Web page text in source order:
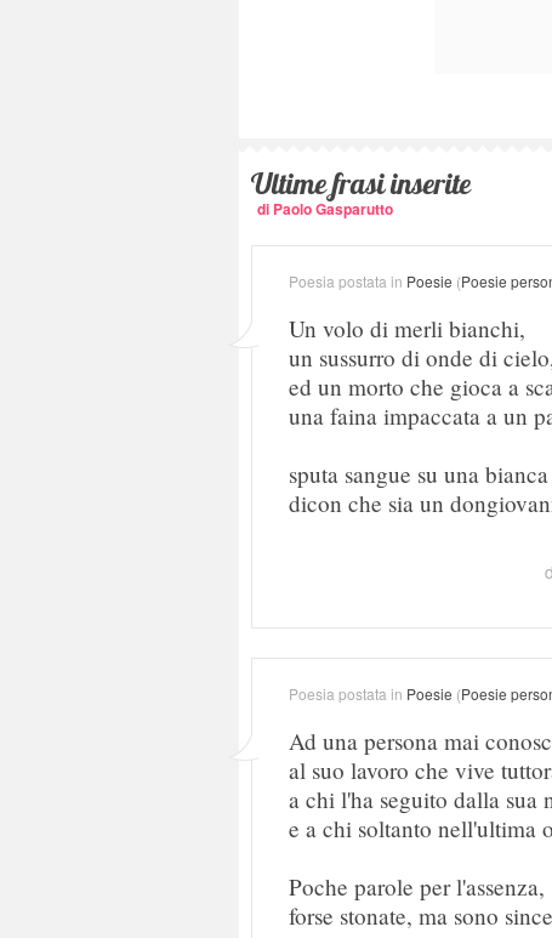
Ultime frasi inserite
di Paolo Gasparutto
Poesia postata in Poesie (Poesie
Un volo di merli bianchi,
un sussurro di onde di
ed un morto che gioca a
una faina impaccata a un
sputa sangue su una
dicon che sia un
Poesia postata in Poesie (Poesie
Ad una persona mai
al suo lavoro che vive
a chi l'ha seguito dalla sua
e a chi soltanto nell'ultima
Poche parole per l'assenza,
forse stonate, ma sono